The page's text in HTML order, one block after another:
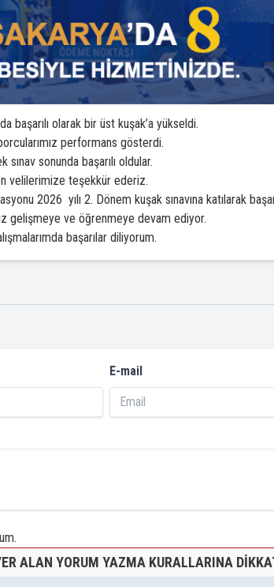
başarılı olarak bir üst kuşak’a yükseldi.
performans gösterdi.
sonunda başarılı oldular.
velilerimize teşekkür ederiz.
2026 yılı 2. Dönem kuşak sınavına katılarak
gelişmeye ve öğrenmeye devam ediyor.
başarılar diliyorum.
E-mail
ALAN YORUM YAZMA KURALLARINA